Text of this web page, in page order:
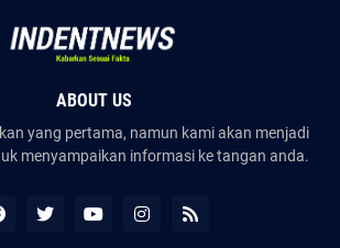
ABOUT US
yang pertama, namun kami akan menjadi
menyampaikan informasi ke tangan anda.